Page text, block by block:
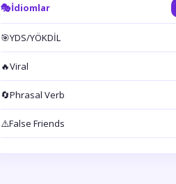
🎭İdiomlar
🎯YDS/YÖKDİL
🔥Viral
🔄Phrasal Verb
⚠️False Friends